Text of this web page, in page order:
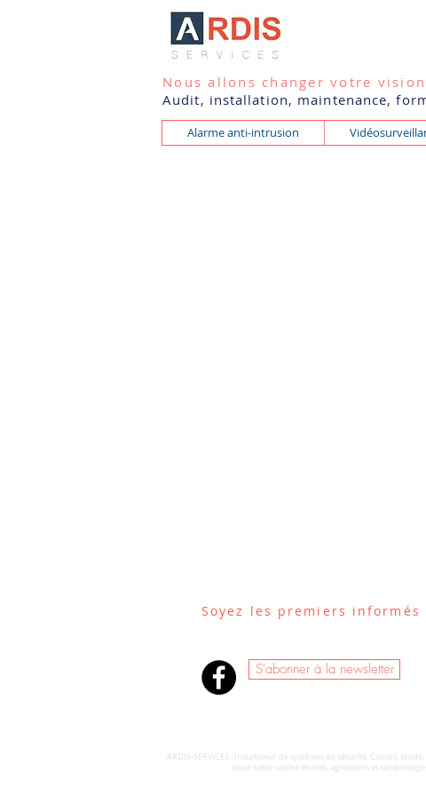
Nous allons changer votre
Audit, installation, maintenance,
Alarme anti-intrusion
Soyez les premiers informés
S'abonner à la newsletter
ARDIS-SERVICES : Installateur de systèmes de sécurité. Conseil,
pour lutter contre les vols, agressions et